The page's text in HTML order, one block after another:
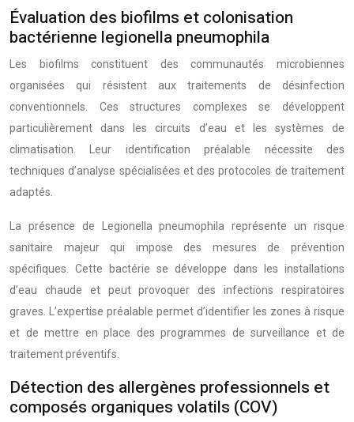
Évaluation des biofilms et colonisation
bactérienne legionella pneumophila
Les biofilms constituent des communautés microbiennes
organisées qui résistent aux traitements de désinfection
conventionnels. Ces structures complexes se développent
particulièrement dans les circuits d’eau et les systèmes de
climatisation. Leur identification préalable nécessite des
techniques d’analyse spécialisées et des protocoles de traitement
adaptés.
La présence de Legionella pneumophila représente un risque
sanitaire majeur qui impose des mesures de prévention
spécifiques. Cette bactérie se développe dans les installations
d’eau chaude et peut provoquer des infections respiratoires
graves. L’expertise préalable permet d’identifier les zones à risque
et de mettre en place des programmes de surveillance et de
traitement préventifs.
Détection des allergènes professionnels et
composés organiques volatils (COV)